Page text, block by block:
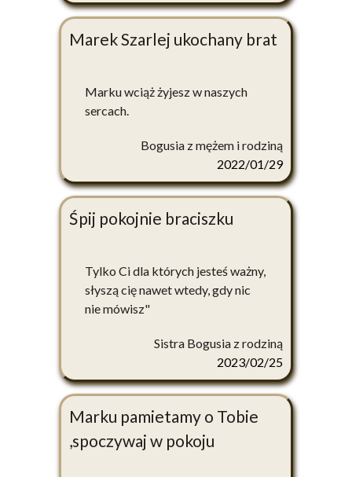
Marek Szarlej ukochany brat
Marku wciąż żyjesz w naszych
sercach.
Bogusia z mężem i rodziną
2022/01/29
Śpij pokojnie braciszku
Tylko Ci dla których jesteś ważny,
słyszą cię nawet wtedy, gdy nic
nie mówisz"
Sistra Bogusia z rodziną
2023/02/25
Marku pamietamy o Tobie
,spoczywaj w pokoju